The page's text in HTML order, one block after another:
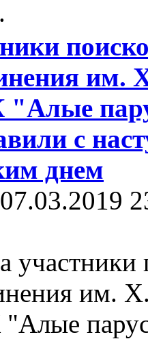
им.
с
днем
07.03.2019
участники
им.